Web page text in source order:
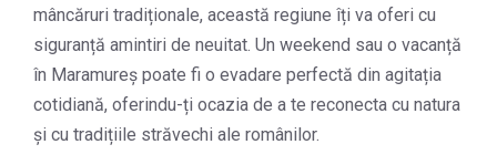
mâncăruri tradiționale, această regiune îți va oferi cu
siguranță amintiri de neuitat. Un weekend sau o vacanță
în Maramureș poate fi o evadare perfectă din agitația
cotidiană, oferindu-ți ocazia de a te reconecta cu natura
și cu tradițiile străvechi ale românilor.